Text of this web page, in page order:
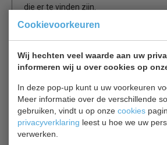
Cookievoorkeuren
Wij hechten veel waarde aan uw
informeren wij u over cookies op
In deze pop-up kunt u uw voorkeuren
Meer informatie over de verschillende
gebruiken, vindt u op onze cookies
privacyverklaring leest u hoe we uw
verwerken.
die er te vinden zijn.
Dubbele temperatuur
Laag energieverbruik
Bespaar op totale kosten (gebruik
investeringskosten)
Automatisch ontdooien
2 koelsystemen voor storingsvrije